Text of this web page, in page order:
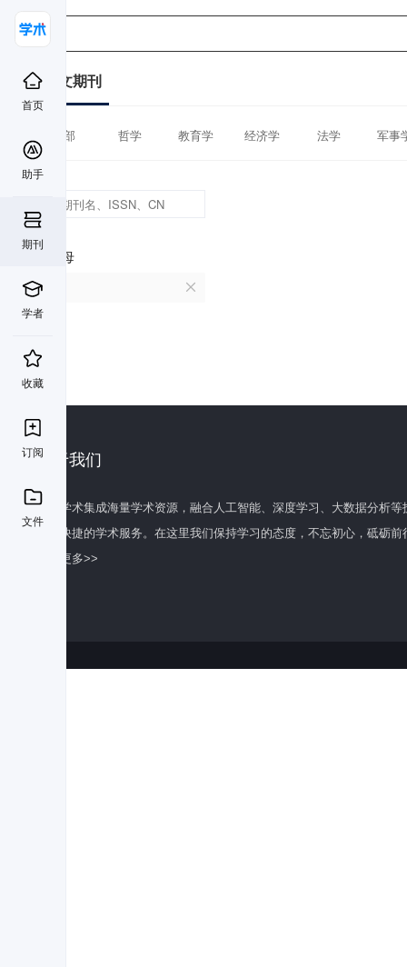
首页
助手
期刊
学者
收藏
订阅
文件
中文期刊
全部 哲学 教育学 经济学 法学 军事
首字母
U
关于我们
百度学术集成海量学术资源，融合人工智能、深度学习、大数据分析
全面快捷的学术服务。在这里我们保持学习的态度，不忘初心，砥砺前
了解更多>>